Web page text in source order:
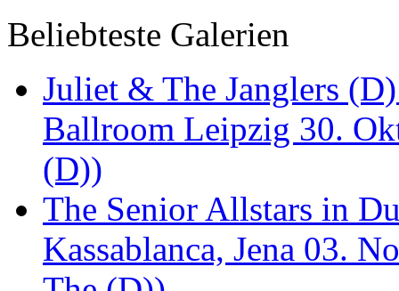
Beliebteste Galerien
Juliet & The Janglers
Ballroom Leipzig 30.
(D))
The Senior Allstars in
Kassablanca, Jena 03.